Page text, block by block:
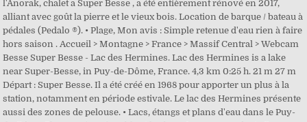
l'Anorak, chalet a Super Besse , a été entièrement rénové en 2017,
alliant avec goût la pierre et le vieux bois. Location de barque / bateau à
pédales (Pedalo ®). • Plage, Mon avis : Simple retenue d'eau rien à faire
hors saison . Accueil > Montagne > France > Massif Central > Webcam
Besse Super Besse - Lac des Hermines. Lac des Hermines is a lake
near Super-Besse, in Puy-de-Dôme, France. 4,3 km 0:25 h. 21 m 27 m
Départ : Super Besse. Il a été créé en 1968 pour apporter un plus à la
station, notamment en période estivale. Le lac des Hermines présente
aussi des zones de pelouse. • Lacs, étangs et plans d'eau dans le Puy-